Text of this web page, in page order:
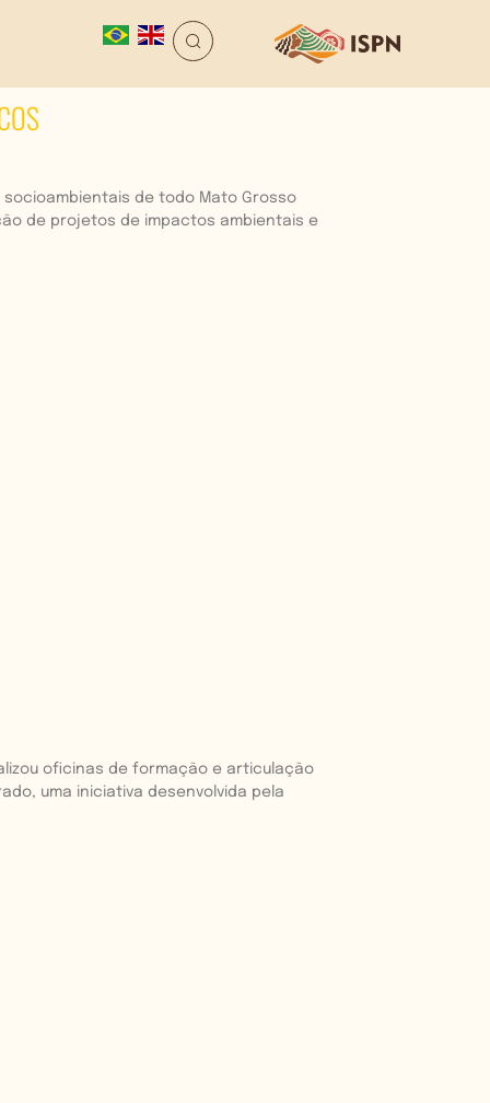
socioambientais de todo Mato Grosso
de projetos de impactos ambientais e
oficinas de formação e articulação
uma iniciativa desenvolvida pela